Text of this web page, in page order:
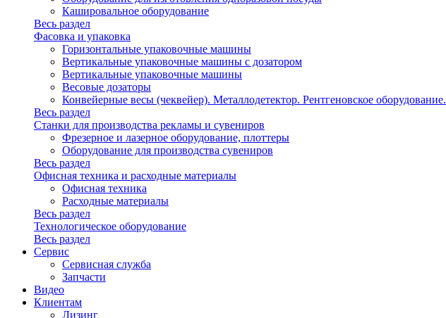
Кашировальное оборудование
Весь раздел
Фасовка и упаковка
Горизонтальные упаковочные машины
Вертикальные упаковочные машины с дозатором
Вертикальные упаковочные машины
Весовые дозаторы
Конвейерные весы (чеквейер). Металлодетектор. Рентгеновское оборудование.
Весь раздел
Станки для производства рекламы и сувениров
Фрезерное и лазерное оборудование, плоттеры
Оборудование для производства сувениров
Весь раздел
Офисная техника и расходные материалы
Офисная техника
Расходные материалы
Весь раздел
Технологическое оборудование
Весь раздел
Сервис
Сервисная служба
Запчасти
Видео
Клиентам
Лизинг